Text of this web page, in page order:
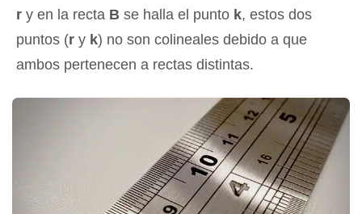
r y en la recta B se halla el punto k, estos dos
puntos (r y k) no son colineales debido a que
ambos pertenecen a rectas distintas.